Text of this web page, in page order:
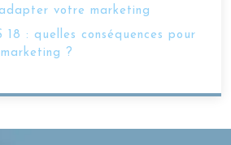
votre marketing
18 : quelles conséquences pour
?